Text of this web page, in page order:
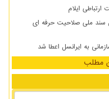
ایلام
سند ملی صلاحیت حرفه ای
به ایرانسل اعطا شد
مطلب